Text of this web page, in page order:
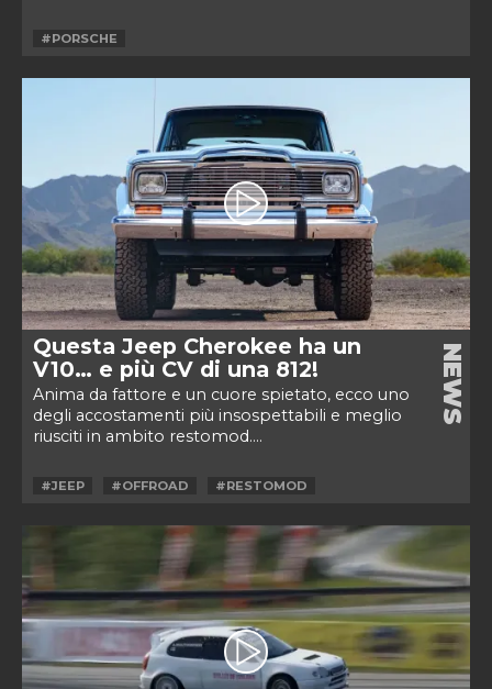
#PORSCHE
Questa Jeep Cherokee ha un
V10… e più CV di una 812!
Anima da fattore e un cuore spietato, ecco uno
degli accostamenti più insospettabili e meglio
riusciti in ambito restomod....
NEWS
#JEEP #OFFROAD #RESTOMOD